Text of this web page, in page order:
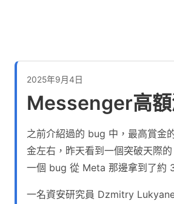
2025年9月4日
Messenger高額
之前介紹過的 bug 中，最高賞金
金左右，昨天看到一個突破天際
一個 bug 從 Meta 那邊拿到了約
一名資安研究員 Dzmitry